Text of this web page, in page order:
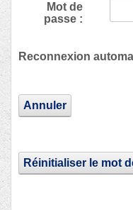
Mot de
passe :
Reconnexion
Annuler
Réinitialiser le mot